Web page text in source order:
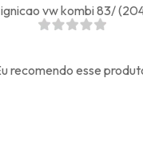
vw kombi 83/
recomendo esse